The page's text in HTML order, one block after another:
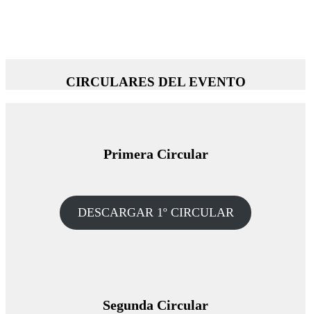
CIRCULARES DEL EVENTO
Primera Circular
DESCARGAR 1º CIRCULAR
Segunda Circular